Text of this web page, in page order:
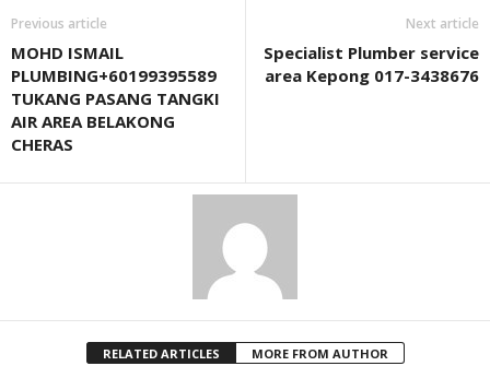
Previous article
MOHD ISMAIL
PLUMBING+60199395589
TUKANG PASANG TANGKI
AIR AREA BELAKONG
CHERAS
Next article
Specialist Plumber service
area Kepong 017-3438676
RELATED ARTICLES MORE FROM AUTHOR